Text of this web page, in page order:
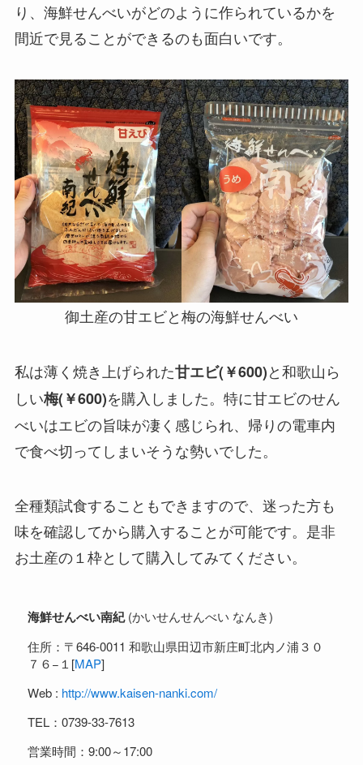
り、海鮮せんべいがどのように作られているかを
間近で見ることができるのも面白いです。
御土産の甘エビと梅の海鮮せんべい
私は薄く焼き上げられた甘エビ(￥600)と和歌山ら
しい梅(￥600)を購入しました。特に甘エビのせん
べいはエビの旨味が凄く感じられ、帰りの電車内
で食べ切ってしまいそうな勢いでした。
全種類試食することもできますので、迷った方も
味を確認してから購入することが可能です。是非
お土産の１枠として購入してみてください。
海鮮せんべい南紀 (かいせんせんべい なんき)
住所：〒646-0011 和歌山県田辺市新庄町北内ノ浦３０
７６−１[MAP]
Web : http://www.kaisen-nanki.com/
TEL：0739-33-7613
営業時間：9:00～17:00